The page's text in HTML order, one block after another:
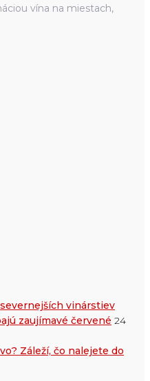
vína na miestach,
vinárstiev
zaujímavé červené 24
Záleží, čo nalejete do